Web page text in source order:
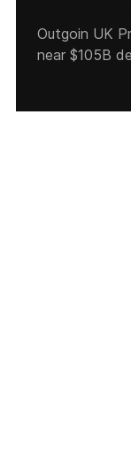
Outgoin UK
near $105B